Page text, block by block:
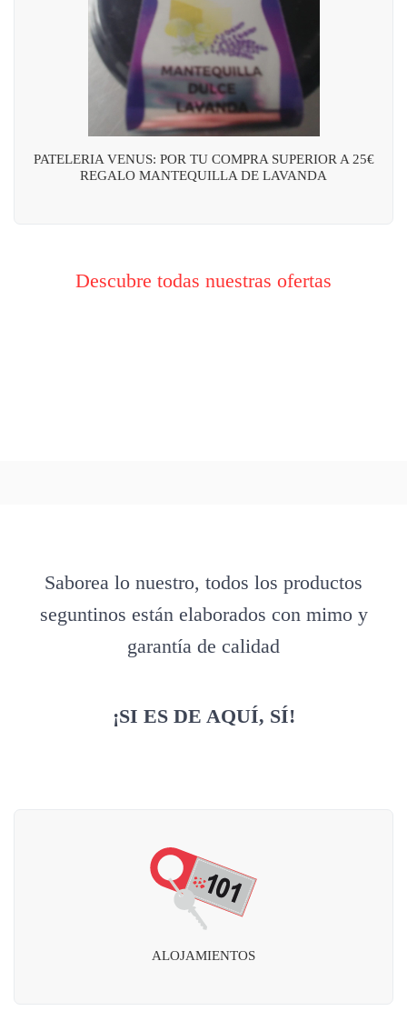
PATELERIA VENUS: POR TU COMPRA SUPERIOR A 25€
REGALO MANTEQUILLA DE LAVANDA
Descubre todas nuestras ofertas
Saborea lo nuestro, todos los productos
seguntinos están elaborados con mimo y
garantía de calidad
¡SI ES DE AQUÍ, SÍ!
ALOJAMIENTOS